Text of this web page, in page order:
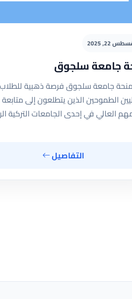
22, 2025
جامعة سلجوق
جامعة سلجوق فرصة ذهبية للطلاب
الطموحين الذين يتطلعون إلى متابعة
العالي في إحدى الجامعات التركية
التفاصيل